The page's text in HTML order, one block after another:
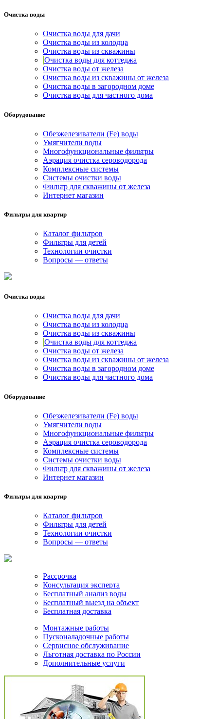
Очистка воды
Очистка воды для дачи
Очистка воды из колодца
Очистка воды из скважины
Очистка воды для коттеджа
Очистка воды от железа
Очистка воды из скважины от железа
Очистка воды в загородном доме
Очистка воды для частного дома
Оборудование
Обезжелезиватели (Fe) воды
Умягчители воды
Многофункциональные фильтры
Аэрация очистка сероводорода
Комплексные системы
Системы очистки воды
Фильтр для скважины от железа
Интернет магазин
Фильтры для квартир
Каталог фильтров
Фильтры для детей
Технологии очистки
Вопросы — ответы
Очистка воды
Очистка воды для дачи
Очистка воды из колодца
Очистка воды из скважины
Очистка воды для коттеджа
Очистка воды от железа
Очистка воды из скважины от железа
Очистка воды в загородном доме
Очистка воды для частного дома
Оборудование
Обезжелезиватели (Fe) воды
Умягчители воды
Многофункциональные фильтры
Аэрация очистка сероводорода
Комплексные системы
Системы очистки воды
Фильтр для скважины от железа
Интернет магазин
Фильтры для квартир
Каталог фильтров
Фильтры для детей
Технологии очистки
Вопросы — ответы
Рассрочка
Консультация эксперта
Бесплатный анализ воды
Бесплатный выезд на объект
Бесплатная доставка
Монтажные работы
Пусконаладочные работы
Сервисное обслуживание
Льготная доставка по России
Дополнительные услуги